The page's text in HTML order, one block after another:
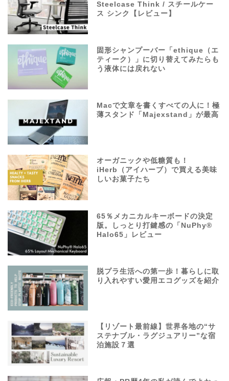
Steelcase Think / スチールケー
ス シンク【レビュー】
固形シャンプーバー「ethique（エ
ティーク）」に切り替えてみたらも
う液体には戻れない
Macで文章を書くすべての人に！極
薄スタンド「Majexstand」が最高
オーガニックや低糖質も！
iHerb（アイハーブ）で買える美味
しいお菓子たち
65％メカニカルキーボードの決定
版。しっとり打鍵感の「NuPhy®
Halo65」レビュー
脱プラ生活への第一歩！暮らしに取
り入れやすい愛用エコグッズを紹介
【リゾート最前線】世界各地の“サ
ステナブル・ラグジュアリー”な宿
泊施設７選